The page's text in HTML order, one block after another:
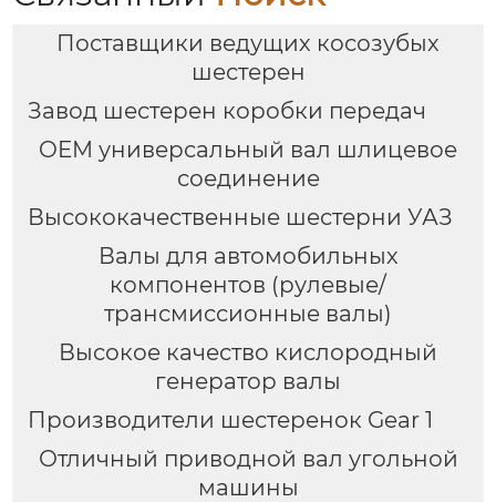
Поставщики ведущих косозубых
шестерен
Завод шестерен коробки передач
OEM универсальный вал шлицевое
соединение
Высококачественные шестерни УАЗ
Валы для автомобильных
компонентов (рулевые/
трансмиссионные валы)
Высокое качество кислородный
генератор валы
Производители шестеренок Gear 1
Отличный приводной вал угольной
машины